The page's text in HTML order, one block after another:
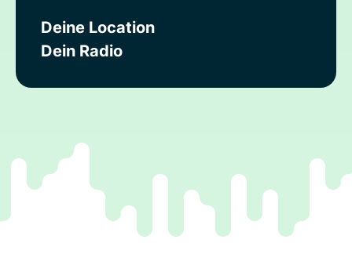
Deine Location
Dein Radio